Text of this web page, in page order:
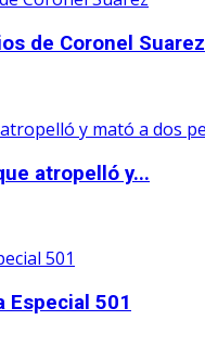
de Coronel Suarez
atropelló y...
Especial 501